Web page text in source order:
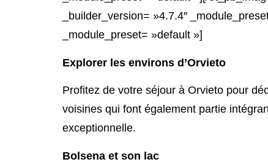
_builder_version= »4.7.4″
_module_preset= »default »]
Explorer les environs d’Orvieto
Profitez de votre séjour à Orvieto pour
voisines qui font également partie
exceptionnelle.
Bolsena et son lac